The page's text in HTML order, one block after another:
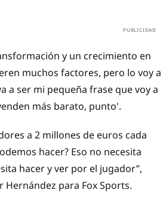
y un crecimiento en
muchos factores, pero lo voy a
a ser mi pequeña frase que voy a
más barato, punto'.
a 2 millones de euros cada
hacer? Eso no necesita
hacer y ver por el jugador”,
Hernández para Fox Sports.